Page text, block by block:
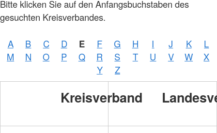
Bitte klicken Sie auf den Anfangsbuchstaben des
gesuchten Kreisverbandes.
A B C D E F G H I J K
L
M
N O P Q R S T U V W
X
Y
Z
Kreisverband